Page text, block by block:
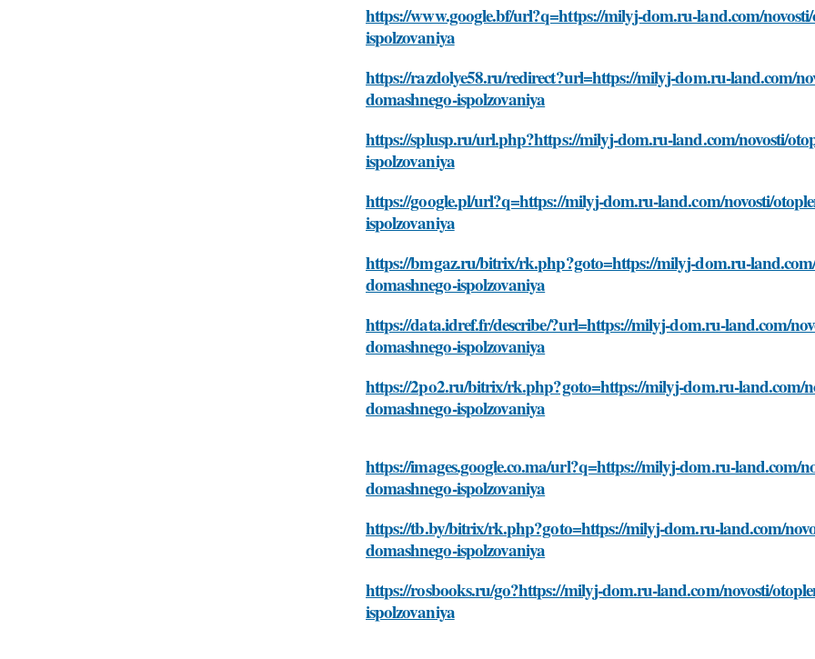
https://www.google.bf/url?q=https://milyj-dom.ru-land.com/
ispolzovaniya
https://razdolye58.ru/redirect?url=https://milyj-dom.ru-land.com/
domashnego-ispolzovaniya
https://splusp.ru/url.php?https://milyj-dom.ru-land.com/novosti/
ispolzovaniya
https://google.pl/url?q=https://milyj-dom.ru-land.com/novosti/
ispolzovaniya
https://bmgaz.ru/bitrix/rk.php?goto=https://milyj-dom.ru-land.com/
domashnego-ispolzovaniya
https://data.idref.fr/describe/?url=https://milyj-dom.ru-land.com/
domashnego-ispolzovaniya
https://2po2.ru/bitrix/rk.php?goto=https://milyj-dom.ru-land.com/
domashnego-ispolzovaniya
https://images.google.co.ma/url?q=https://milyj-dom.ru-land.com/
domashnego-ispolzovaniya
https://tb.by/bitrix/rk.php?goto=https://milyj-dom.ru-land.com/
domashnego-ispolzovaniya
https://rosbooks.ru/go?https://milyj-dom.ru-land.com/novosti/
ispolzovaniya